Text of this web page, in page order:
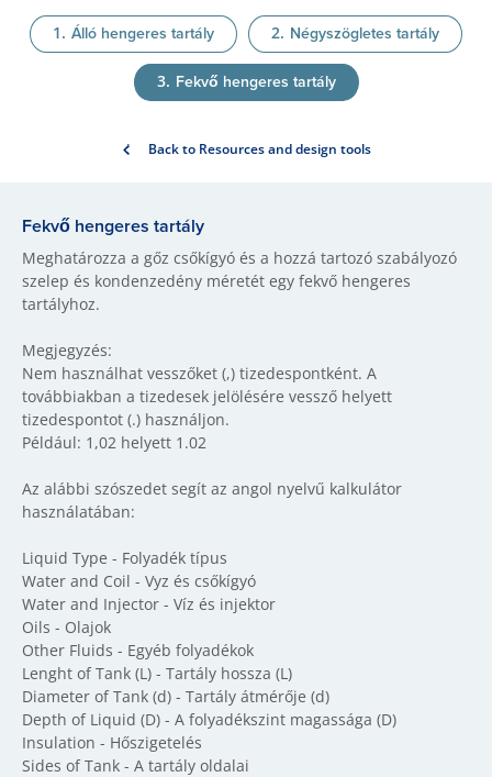
Álló hengeres tartály Négyszögletes tartály
Fekvő hengeres tartály
Back to Resources and design tools
Fekvő hengeres tartály
Meghatározza a gőz csőkígyó és a hozzá tartozó szabályozó
szelep és kondenzedény méretét egy fekvő hengeres
tartályhoz.
Megjegyzés:
Nem használhat vesszőket (,) tizedespontként. A
továbbiakban a tizedesek jelölésére vessző helyett
tizedespontot (.) használjon.
Például: 1,02 helyett 1.02
Az alábbi szószedet segít az angol nyelvű kalkulátor
használatában:
Liquid Type - Folyadék típus
Water and Coil - Vyz és csőkígyó
Water and Injector - Víz és injektor
Oils - Olajok
Other Fluids - Egyéb folyadékok
Lenght of Tank (L) - Tartály hossza (L)
Diameter of Tank (d) - Tartály átmérője (d)
Depth of Liquid (D) - A folyadékszint magassága (D)
Insulation - Hőszigetelés
Sides of Tank - A tartály oldalai